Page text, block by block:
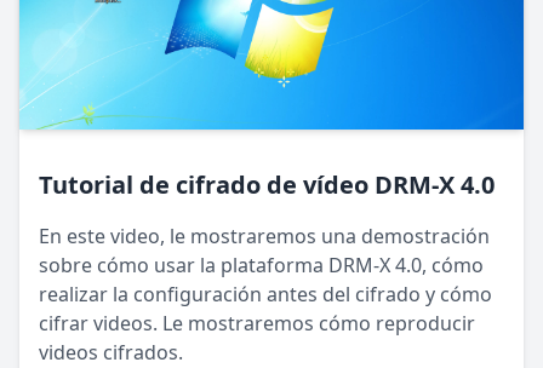
Tutorial de cifrado de vídeo DRM-X 4.0
En este video, le mostraremos una demostración
sobre cómo usar la plataforma DRM-X 4.0, cómo
realizar la configuración antes del cifrado y cómo
cifrar videos. Le mostraremos cómo reproducir
videos cifrados.